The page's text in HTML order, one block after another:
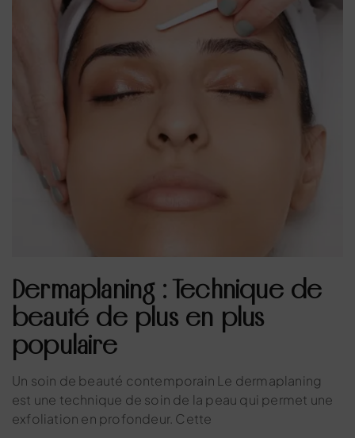
Dermaplaning : Technique de
beauté de plus en plus
populaire
Un soin de beauté contemporain Le dermaplaning
est une technique de soin de la peau qui permet une
exfoliation en profondeur. Cette